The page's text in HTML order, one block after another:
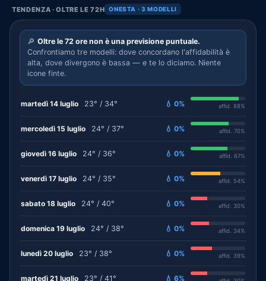
TENDENZA · OLTRE LE 72H ONESTA · 3 MODELLI
🔎 Oltre le 72 ore non è una previsione puntuale.
Confrontiamo tre modelli: dove concordano l'affidabilità è
alta, dove divergono è bassa — e te lo diciamo. Niente
icone finte.
martedì 14 luglio 23° / 34° 💧 0% affid. 88%
mercoledì 15 luglio 24° / 37° 💧 0% affid. 70%
giovedì 16 luglio 24° / 36° 💧 0% affid. 67%
venerdì 17 luglio 24° / 35° 💧 0% affid. 54%
sabato 18 luglio 24° / 40° 💧 0% affid. 30%
domenica 19 luglio 24° / 38° 💧 0% affid. 34%
lunedì 20 luglio 23° / 38° 💧 0% affid. 39%
martedì 21 luglio 23° / 41° 💧 6%